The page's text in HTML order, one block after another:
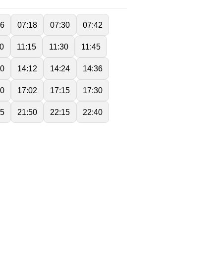
07:18 07:30 07:42
11:15 11:30 11:45
14:12 14:24 14:36
17:02 17:15 17:30
21:50 22:15 22:40